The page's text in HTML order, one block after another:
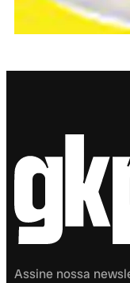
Assine nossa